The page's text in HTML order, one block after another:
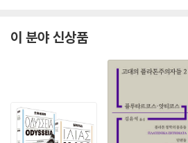
iochos)까지 모두 6편이다.
이 분야 신상품